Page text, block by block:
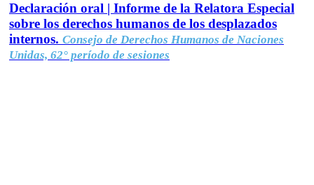
Declaración oral | Informe de la Relatora Especial
sobre los derechos humanos de los desplazados
internos. Consejo de Derechos Humanos de Naciones
Unidas, 62° período de sesiones